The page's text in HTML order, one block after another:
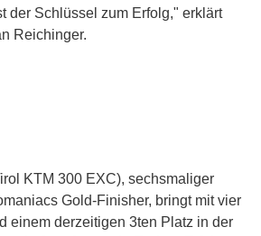
der Schlüssel zum Erfolg," erklärt
Reichinger.
KTM 300 EXC), sechsmaliger
Gold-Finisher, bringt mit vier
einem derzeitigen 3ten Platz in der